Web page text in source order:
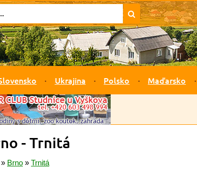
Ukrajina Polsko Maďarsko
- Trnitá
» Brno » Trnitá